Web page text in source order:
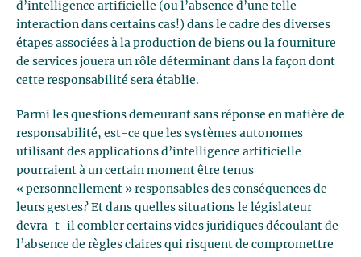
d’intelligence artificielle (ou l’absence d’une telle
interaction dans certains cas!) dans le cadre des diverses
étapes associées à la production de biens ou la fourniture
de services jouera un rôle déterminant dans la façon dont
cette responsabilité sera établie.
Parmi les questions demeurant sans réponse en matière de
responsabilité, est-ce que les systèmes autonomes
utilisant des applications d’intelligence artificielle
pourraient à un certain moment être tenus
« personnellement » responsables des conséquences de
leurs gestes? Et dans quelles situations le législateur
devra-t-il combler certains vides juridiques découlant de
l’absence de règles claires qui risquent de compromettre